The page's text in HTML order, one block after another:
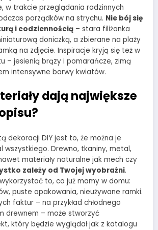
w trakcie przeglądania rodzinnych
porządków na strychu. Nie bój się
i codziennością – stara filiżanka
doniczką, a zbierane na plaży
na zdjęcie. Inspiracje kryją się też w
– jesienią brązy i pomarańcze, zimą
intensywne barwy kwiatów.
dają największe
dekoracji DIY jest to, że można je
wszystkiego. Drewno, tkaniny, metal,
materiały naturalne jak mech czy
zależy od Twojej wyobraźni.
to, co już mamy w domu:
puste opakowania, nieużywane ramki.
faktur – na przykład chłodnego
drewnem – może stworzyć
który będzie wyglądał jak z katalogu